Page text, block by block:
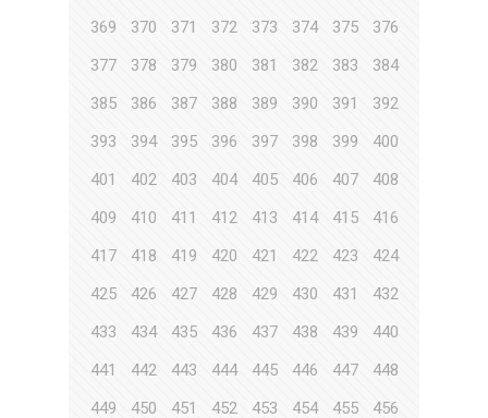
369
370 371 372 373 374 375
376
377
378 379 380 381 382 383
384
385
386 387 388 389 390 391
392
393
394 395 396 397 398 399
400
401
402 403 404 405 406 407
408
409
410 411 412 413 414 415
416
417
418 419 420 421 422 423
424
425
426 427 428 429 430 431
432
433
434 435 436 437 438 439
440
441
442 443 444 445 446 447
448
449
450 451 452 453 454 455
456